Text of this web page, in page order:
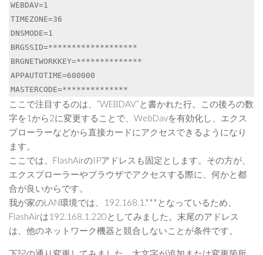
WEBDAV=1
TIMEZONE=36
DNSMODE=1
BRGSSID=*******************
BRGNETWORKKEY=**************
APPAUTOTIME=600000
MASTERCODE=**************
ここで注目するのは、”WEBDAV”と書かれた行。この後ろの数
字を1から2に変更することで、WebDavを有効化し、エクス
プローラーなどから直接カードにアクセスできるようになり
ます。
ここでは、FlashAirのIPアドレスも固定とします。その方が、
エクスプローラーやブラウザでアクセスする際に、何かと都
合が良いからです。
我が家のLAN環境では、192.168.1.***となっているため、
FlashAirは192.168.1.220としてみました。末尾のアドレス
は、他のネットワーク機器と競合しないことが条件です。